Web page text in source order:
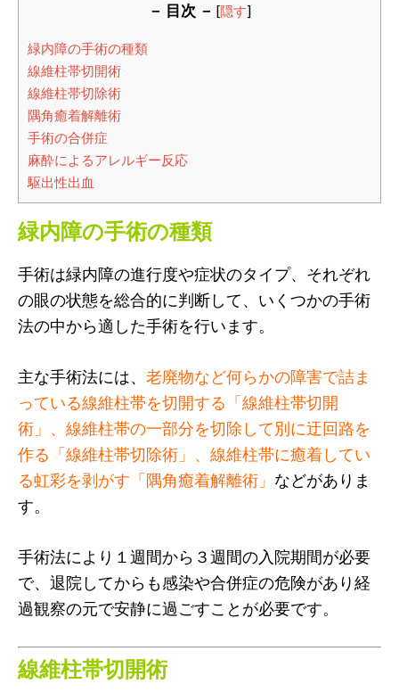
－ 目次 － [隠す]
緑内障の手術の種類
線維柱帯切開術
線維柱帯切除術
隅角癒着解離術
手術の合併症
麻酔によるアレルギー反応
駆出性出血
緑内障の手術の種類
手術は緑内障の進行度や症状のタイプ、それぞれ
の眼の状態を総合的に判断して、いくつかの手術
法の中から適した手術を行います。
主な手術法には、 老廃物など何らかの障害で詰ま
っている線維柱帯を切開する「線維柱帯切開
術」、線維柱帯の一部分を切除して別に迂回路を
作る「線維柱帯切除術」、線維柱帯に癒着してい
る虹彩を剥がす「隅角癒着解離術」 などがありま
す。
手術法により１週間から３週間の入院期間が必要
で、退院してからも感染や合併症の危険があり経
過観察の元で安静に過ごすことが必要です。
線維柱帯切開術